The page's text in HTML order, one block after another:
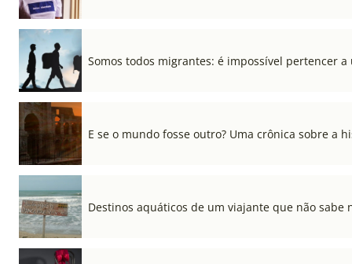
Somos todos migrantes: é impossível pertencer a
E se o mundo fosse outro? Uma crônica sobre a
Destinos aquáticos de um viajante que não sabe